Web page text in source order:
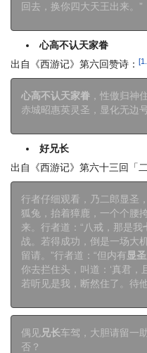
回去，换你四大天王出来。”
心高不认天家眷
出自《西游记》第六回赞诗：
心高不认天家眷 ，性傲归神
赤城昭惠英灵圣，显化无边号
好兄长
出自《西游记》第六十三回「
行者仔细观看，乃二郎显圣
狐兔，抬着獐鹿，一个个腰
来。行者道：“八戒，那是我
战。若得成功，倒是一场大
留请。”行者道：“但内有显
你去拦住头，叫道：‘真君，
若听见是我，断然住了。待
偶见兄长车驾，大胆请留一
否？